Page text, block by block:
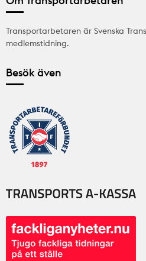
Transportarbetaren är Svenska
medlemstidning.
Besök även